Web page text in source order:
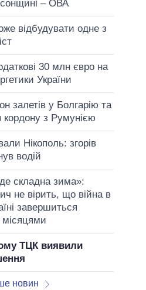
– ОВА
відбудувати одне з
30 млн євро на
України
залетів у Болгарію та
кордону з Румунією
Нікополь: згорів
водій
складна зима»:
не вірить, що війна в
завершиться
ТЦК виявили
новин